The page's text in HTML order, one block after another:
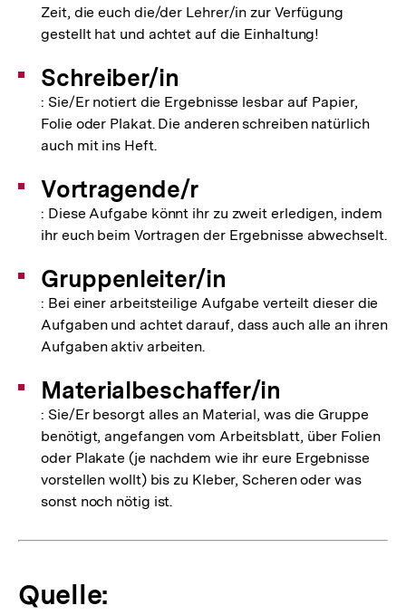
Zeit, die euch die/der Lehrer/in zur Verfügung
gestellt hat und achtet auf die Einhaltung!
Schreiber/in
: Sie/Er notiert die Ergebnisse lesbar auf Papier,
Folie oder Plakat. Die anderen schreiben natürlich
auch mit ins Heft.
Vortragende/r
: Diese Aufgabe könnt ihr zu zweit erledigen, indem
ihr euch beim Vortragen der Ergebnisse abwechselt.
Gruppenleiter/in
: Bei einer arbeitsteilige Aufgabe verteilt dieser die
Aufgaben und achtet darauf, dass auch alle an ihren
Aufgaben aktiv arbeiten.
Materialbeschaffer/in
: Sie/Er besorgt alles an Material, was die Gruppe
benötigt, angefangen vom Arbeitsblatt, über Folien
oder Plakate (je nachdem wie ihr eure Ergebnisse
vorstellen wollt) bis zu Kleber, Scheren oder was
sonst noch nötig ist.
Quelle: